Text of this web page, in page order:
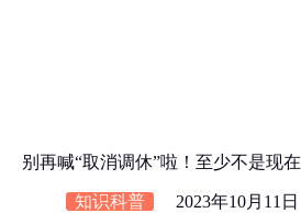
别再喊“取消调休”啦！至少不是现在
知识科普 2023年10月11日